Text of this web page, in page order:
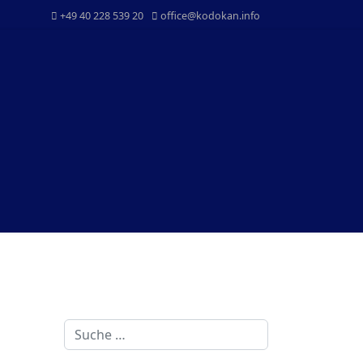
+49 40 228 539 20 office@kodokan.info
Suchen